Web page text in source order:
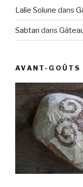
Lalie Solune dans
Sabtan dans
AVANT-GOÛTS